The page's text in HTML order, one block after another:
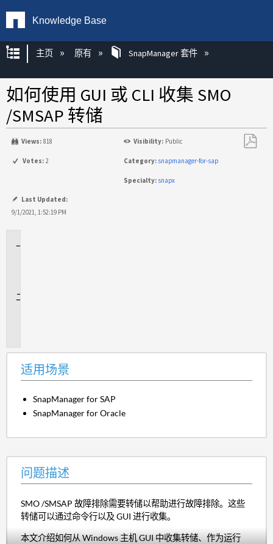
Knowledge Base
扩展/隐缩全局层次
主页 原有 SnapManager 套件
如何使用 GUI 或 CLI 收集 SMO
/SMSAP 转储
Views: 818 Visibility: Public
Votes: 2 Category: snapmanager-for-sap
Specialty: snapx
Last Updated:
9/1/2021, 1:52:19 PM
适用场景
SnapManager for SAP
SnapManager for Oracle
问题描述
SMO /SMSAP 故障排除需要转储以帮助进行故障排除。这些
转储可以通过命令行以及 GUI 进行收集。
本文介绍如何从 Windows 主机 GUI 中收集转储、作为运行